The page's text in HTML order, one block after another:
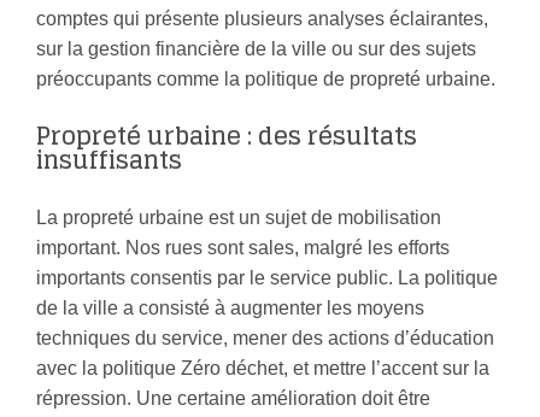
comptes qui présente plusieurs analyses éclairantes,
sur la gestion financière de la ville ou sur des sujets
préoccupants comme la politique de propreté urbaine.
Propreté urbaine : des résultats
insuffisants
La propreté urbaine est un sujet de mobilisation
important. Nos rues sont sales, malgré les efforts
importants consentis par le service public. La politique
de la ville a consisté à augmenter les moyens
techniques du service, mener des actions d’éducation
avec la politique Zéro déchet, et mettre l’accent sur la
répression. Une certaine amélioration doit être